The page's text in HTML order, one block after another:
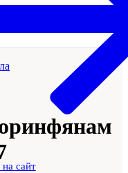
сайт